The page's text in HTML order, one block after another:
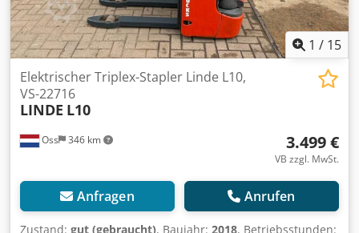
1 / 15
Oss 346 km
Elektrischer Triplex-Stapler Linde L10,
VS-22716
LINDE L10
3.499 €
VB zzgl. MwSt.
Anfragen Anrufen
Zustand: gut (gebraucht), Baujahr: 2018, Betriebsstunden: